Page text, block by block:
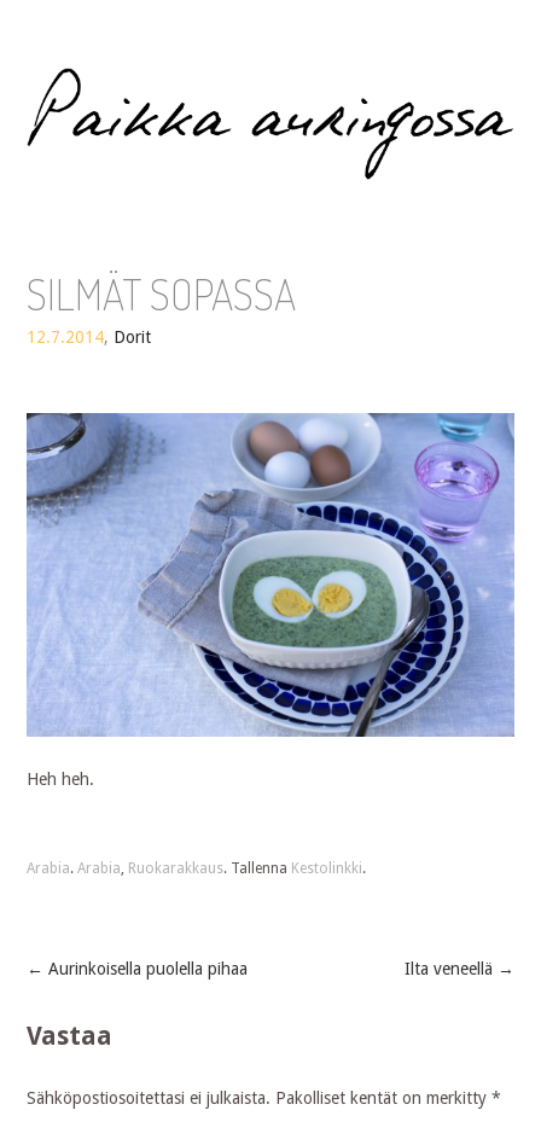
Paikka auringossa
SILMÄT SOPASSA
12.7.2014, Dorit
Heh heh.
Arabia.Arabia, Ruokarakkaus. Tallenna Kestolinkki.
Post
navigation
← Aurinkoisella puolella pihaa Ilta veneellä →
Vastaa
Sähköpostiosoitettasi ei julkaista. Pakolliset kentät on merkitty*